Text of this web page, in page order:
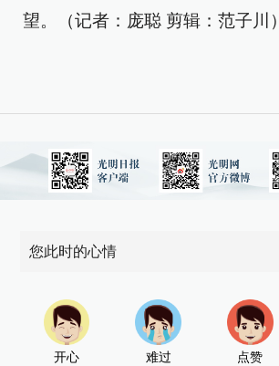
望。（记者：庞聪 剪辑：范子川）
您此时的心情
开心 难过 点赞